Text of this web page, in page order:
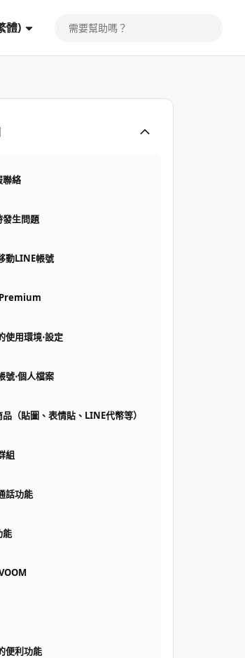
體)
聯絡
發生問題
動LINE帳號
使用環境⋅設定
號⋅個人檔案
（貼圖、表情貼、LINE代幣等）
組
話功能
能
便利功能